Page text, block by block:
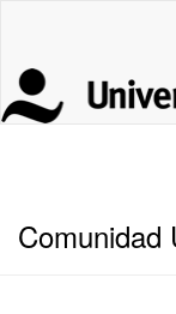
Comunidad